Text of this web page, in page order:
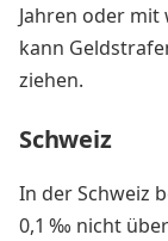
Jahren oder
kann
ziehen.
Schweiz
In der Schweiz
0,1 ‰ nicht